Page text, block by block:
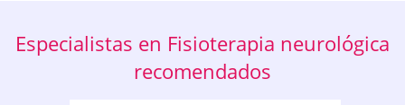
Especialistas en Fisioterapia neurológica
recomendados